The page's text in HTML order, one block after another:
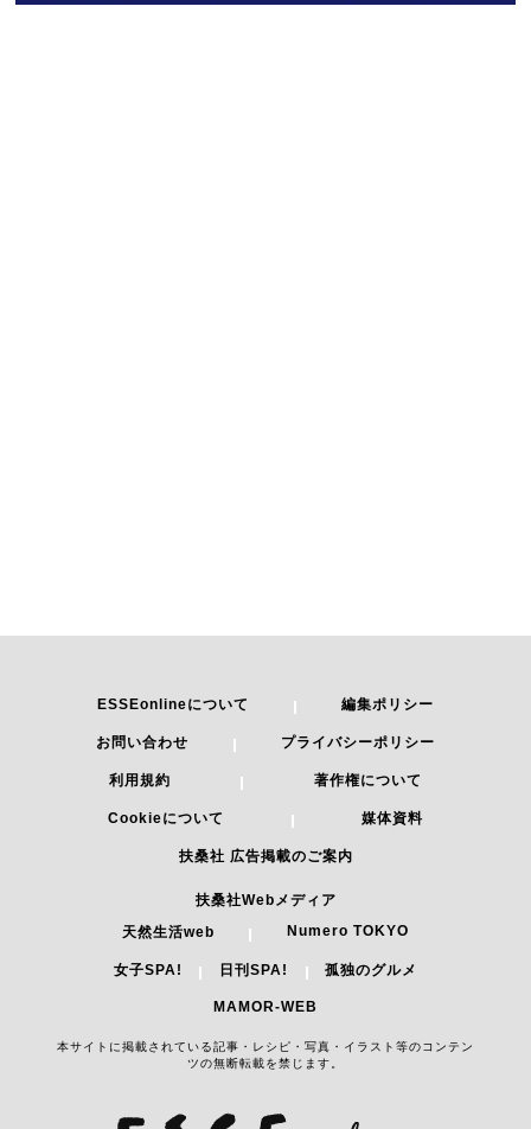
ESSEonlineについて 編集ポリシー
お問い合わせ プライバシーポリシー
利用規約 著作権について
Cookieについて 媒体資料
扶桑社 広告掲載のご案内
扶桑社Webメディア
天然生活web
Numero TOKYO
女子SPA! 日刊SPA! 孤独のグルメ
MAMOR-WEB
本サイトに掲載されている記事・レシピ・写真・イラスト等のコンテン
ツの無断転載を禁じます。